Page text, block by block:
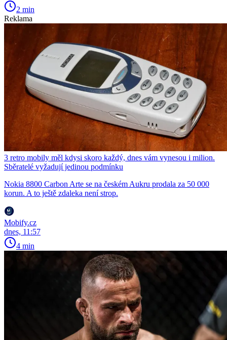
2 min
Reklama
3 retro mobily měl kdysi skoro každý, dnes vám vynesou i milion.
Sběratelé vyžadují jedinou podmínku
Nokia 8800 Carbon Arte se na českém Aukru prodala za 50 000
korun. A to ještě zdaleka není strop.
Mobify.cz
dnes, 11:57
4 min